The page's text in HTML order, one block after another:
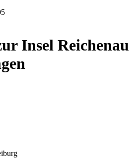
Insel Reichenau